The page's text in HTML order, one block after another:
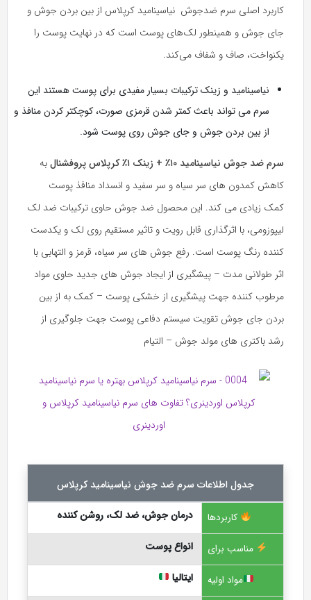
کاربرد اصلی سرم ضدجوش نیاسینامید کرپلاس از بین بردن جوش و
جای جوش و همینطور لک‌های پوست است که در نهایت پوست را
یکنواخت، صاف و شفاف می‌کند.
نیاسینامید و زینک ترکیبات بسیار مفیدی برای پوست هستند این
سرم می تواند باعث کمتر شدن قرمزی صورت، کوچکتر کردن منافذ و
از بین بردن جوش و جای جوش روی پوست شود.
سرم ضد جوش نیاسینامید ۱۰٪ + زینک ۱٪ کرپلاس پروفشنال
به
کاهش کمدون های سر سیاه و سر سفید و انسداد منافذ پوست
کمک زیادی می کند. این محصول ضد جوش حاوی ترکیبات ضد لک
لیپوزومی، با اثرگذاری قابل رویت و تاثیر مستقیم روی لک و یکدست
کننده رنگ پوست است. رفع جوش های سر سیاه، قرمز و التهابی با
اثر طولانی مدت – پیشگیری از ایجاد جوش های جدید حاوی مواد
مرطوب کننده جهت پیشگیری از خشکی پوست – کمک به از بین
بردن جای جوش تقویت سیستم دفاعی پوست جهت جلوگیری از
رشد باکتری های مولد جوش – التیام
جدول اطلاعات سرم ضد جوش نیاسینامید کرپلاس
کاربردها درمان جوش، ضد لک، روشن کننده
مناسب برای انواع پوست
مواد اولیه ایتالیا